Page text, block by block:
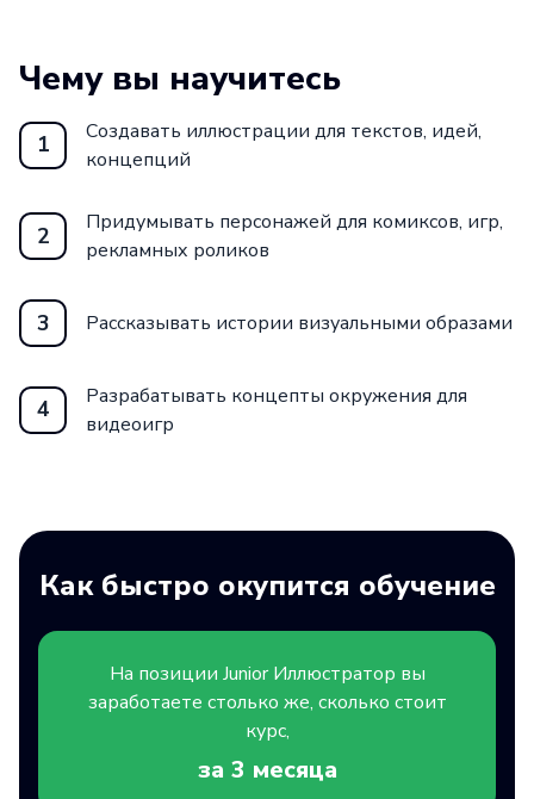
освоить разнообразные техники.
Вы также получите представление
о специфике работы в иллюстраторском
агентстве — важный опыт для успешной
карьеры в данной сфере. В финале
обучения каждый студент разрабатывает
становится результатом творческого
роста и отражает индивидуальные планы
на будущее.
Чему вы научитесь
1
Создавать иллюстрации для текстов, идей,
концепций
2
Придумывать персонажей для комиксов, игр,
рекламных роликов
3 Рассказывать истории визуальными образами
4
Разрабатывать концепты окружения для
видеоигр
Как быстро окупится обучение
На позиции JuniorИллюстратор вы
заработаете столько же, сколько стоит
курс,
за 3 месяца